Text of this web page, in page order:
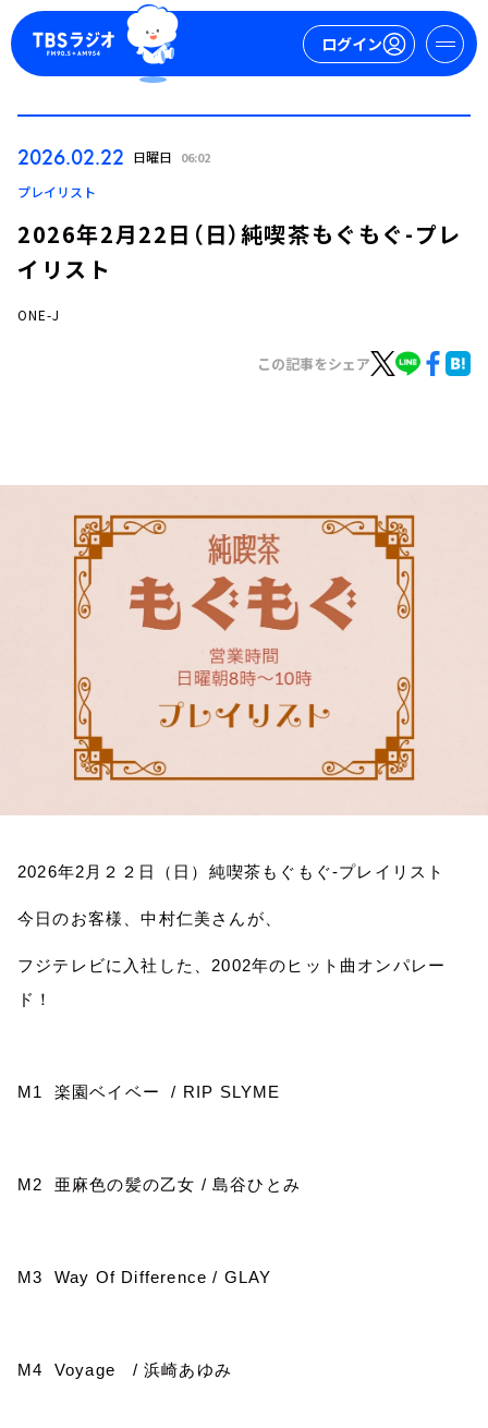
ログイン
イベント・グッズ
YouTube
会社情報
2026.02.22 日曜日 06:02
プレイリスト
2026年2月22日（日）純喫茶もぐもぐ-プレ
イリスト
ONE-J
この記事をシェア
2026年2 月２２日（日）純喫茶もぐもぐ-プレイリスト
今日のお客様、中村仁美さんが、
フジテレビに入社した、 2002年のヒット曲オンパレー
ド！
M1 楽園ベイベー / RIP SLYME
M2 亜麻色の髪の乙女 /島谷ひとみ
M3 Way Of Difference / GLAY
M4 Voyage / 浜崎あゆみ